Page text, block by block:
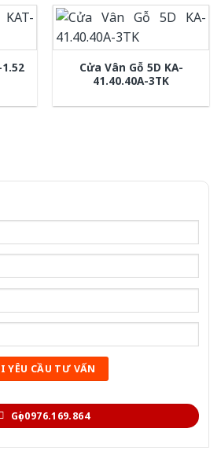
Cửa Vân Gỗ 5D KA-
41.40.40A-3TK
Gọi 0976.169.864